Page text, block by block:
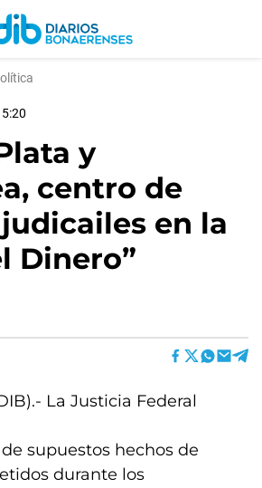
y
centro de
en la
Dinero”
La Justicia Federal
supuestos hechos de
durante los